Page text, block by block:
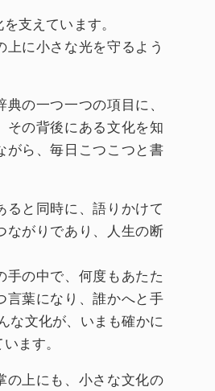
支えています。
上に小さな光を守るよう
の一つ一つの項目に、
その背後にある文化を知
がら、毎日こつこつと書
ると同時に、語りかけて
ながりであり、人生の断
手の中で、何度もあたた
言葉になり、誰かへと手
な文化が、いまも確かに
ます。
の上にも、小さな文化の